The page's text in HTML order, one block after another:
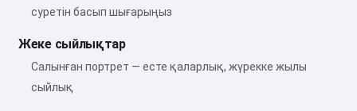
суретін басып шығарыңыз
Жеке сыйлықтар
Салынған портрет — есте қаларлық, жүрекке жылы
сыйлық